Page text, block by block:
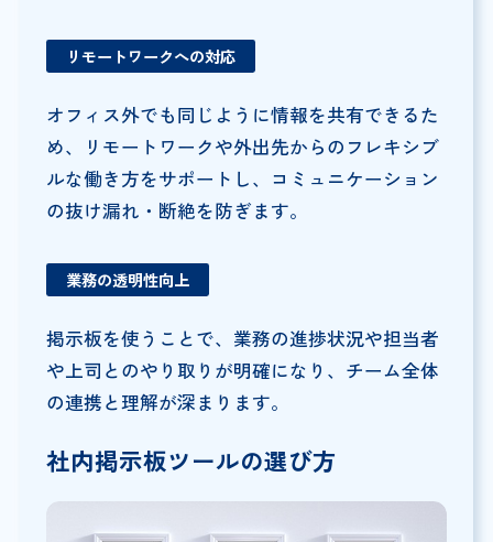
リモートワークへの対応
オフィス外でも同じように情報を共有できるた
め、リモートワークや外出先からのフレキシブ
ルな働き方をサポートし、コミュニケーション
の抜け漏れ・断絶を防ぎます。
業務の透明性向上
掲示板を使うことで、業務の進捗状況や担当者
や上司とのやり取りが明確になり、チーム全体
の連携と理解が深まります。
社内掲示板ツールの選び方